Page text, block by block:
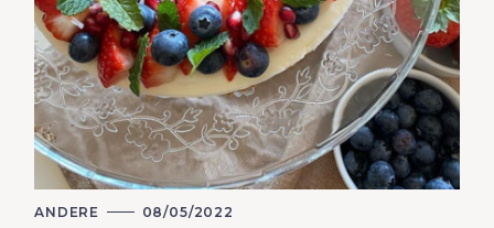
C
ANDERE 08/05/2022